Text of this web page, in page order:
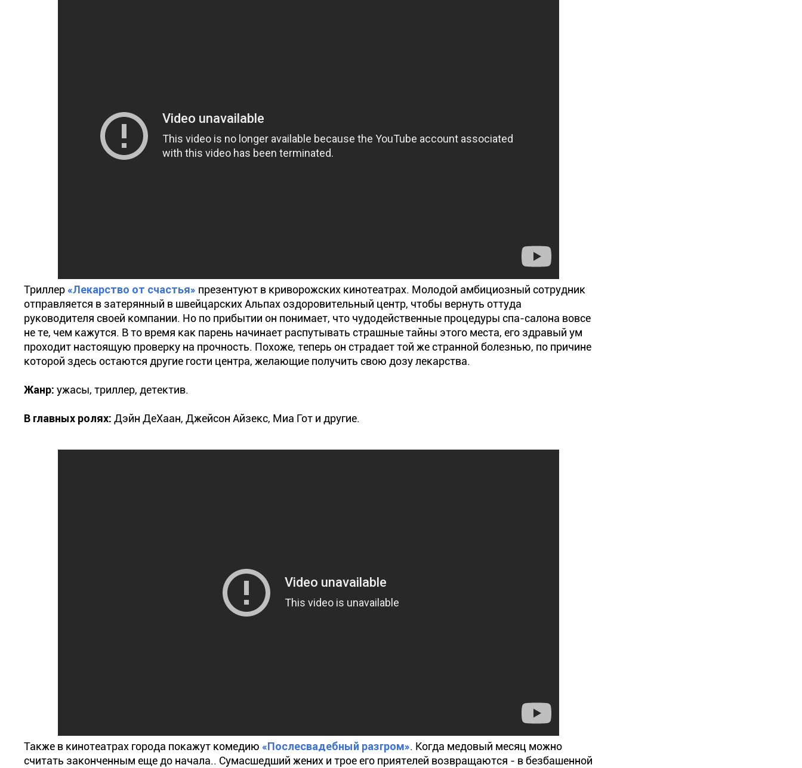
Триллер «Лекарство от счастья» презентуют в криворожских кинотеатрах. Молодой амбициозный сотрудник
отправляется в затерянный в швейцарских Альпах оздоровительный центр, чтобы вернуть оттуда
руководителя своей компании. Но по прибытии он понимает, что чудодейственные процедуры спа-салона вовсе
не те, чем кажутся. В то время как парень начинает распутывать страшные тайны этого места, его здравый ум
проходит настоящую проверку на прочность. Похоже, теперь он страдает той же странной болезнью, по причине
которой здесь остаются другие гости центра, желающие получить свою дозу лекарства.
Жанр: ужасы, триллер, детектив.
В главных ролях: Дэйн ДеХаан, Джейсон Айзекс, Миа Гот и другие.
Также в кинотеатрах города покажут комедию «Послесвадебный разгром». Когда медовый месяц можно
считать законченным еще до начала.. Сумасшедший жених и трое его приятелей возвращаются - в безбашенной